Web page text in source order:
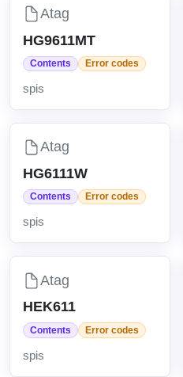
Atag
HG9611MT
Contents Error codes
spis
Atag
HG6111W
Contents Error codes
spis
Atag
HEK611
Contents Error codes
spis